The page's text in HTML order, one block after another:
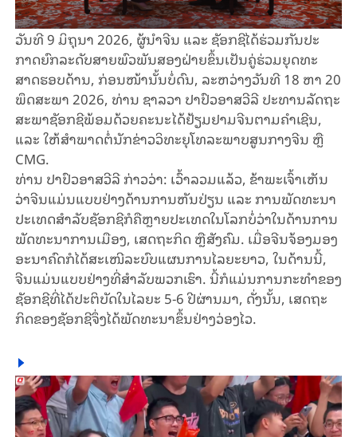
ວັນ​ທີ 9 ​ມິ​ຖຸ​ນາ 2026, ຜູ້​ນຳ​ຈີນ ແລະ ​ຊັອກ​ຊີ​ໄດ້​ຮ່​ວມ​ກັນ​ປະ​
ກາດ​ຍົກ​ລະ​ດັບ​ສາຍ​ພົວ​ພັນ​ສອງ​ຝ່າຍ​ຂຶ້ນ​ເປັນ​ຄູ່​ຮ່ວມ​​ຍຸດ​ທະ​
ສາດ​ຮອບ​ດ້ານ, ກ່ອນ​ໜ້າ​ນັ້ນ​ບໍ່​ດົນ, ລະ​ຫວ່າງວັນ​ທີ 18 ຫາ 20
ພຶດ​ສະ​ພາ 2026, ທ່ານ ຊາ​ລ​ວາ ປາ​ປົວ​ອາ​ສວີ​ລີ ປະ​ທານ​ລັດ​ຖະ​
ສະ​ພາ​​ຊັອກ​ຊີ​ພ້ອມ​ດ້ວຍ​ຄະ​ນະ​ໄດ້​ຢ້ຽມ​ຢາມ​ຈີນ​​ຕາມ​ຄຳ​ເຊີນ​,
ແລະ ໃຫ້​ສຳ​ພາດ​ຕໍ່​ນັກ​ຂ່າວວິທະຍຸໂທລະພາບສູນກາງຈີນ ຫຼື
CMG.
ທ່ານ ປາ​ປົວ​ອາ​ສ​ວີ​ລີ ກ່າວ​ວ່າ: ເວົ້າ​ລວມ​ແລ້ວ, ຂ້າ​ພະ​ເຈົ້າ​ເຫັນ​
ວ່າ​ຈີນ​ແມ່ນ​ແບບ​ຢ່າງ​ດ້ານ​ການ​ຫັນ​ປ່ຽນ ແລະ ການພັດ​ທະ​ນາ​
ປະ​ເທດ​ສຳ​ລັບ​ຊັອກ​ຊີ​ກໍ​ຄືຫຼາຍ​ປະ​ເທດ​ໃນ​ໂລກບໍ່​ວ່າ​​ໃນ​ດ້ານ​ການ​
ພັດ​ທະ​ນາ​ການ​ເມືອງ, ເສດ​ຖະ​ກິດ ຫຼື​ສັງ​ຄົມ. ເມື່ອ​ຈີນ​ຈ້ອງມອງ​
ອະ​ນາ​ຄົດກໍ​ໄດ້​ສະ​ເໜີ​ລະ​ບົບ​ແຜນການ​ໄລ​ຍະ​ຍາວ, ໃນ​ດ້ານ​ນີ້,
ຈີນ​ແມ່ນ​ແບບຢ່າງ​ທີ່ສຳ​ລັບ​ພວກ​ເຮົາ. ນີ້​ກໍ​ແມ່ນ​ການ​ກະ​ທຳ​ຂອງ​
ຊັອກ​ຊີ​ທີ່​ໄດ້​ປະ​ຕິ​ບັດ​ໃນ​ໄລ​ຍະ 5-6 ປີ​ຜ່ານ​ມາ, ດັ່ງ​ນັ້ນ, ເສດ​ຖະ​
ກິດ​ຂອງຊັອກ​ຊີ​ຈຶ່ງ​ໄດ້​ພັດ​ທະ​ນາ​ຂຶ້ນ​ຢ່າງ​ວ່ອງ​ໄວ.